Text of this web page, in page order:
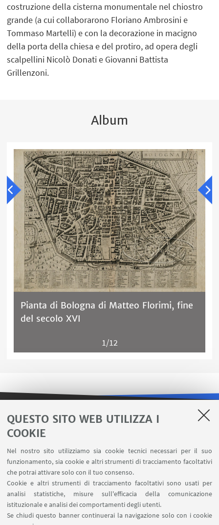
QUESTO SITO WEB UTILIZZA I
COOKIE
Nel nostro sito utilizziamo sia cookie tecnici necessari per il suo
funzionamento, sia cookie e altri strumenti di tracciamento facoltativi
che potrai attivare solo con il tuo consenso.
Cookie e altri strumenti di tracciamento facoltativi sono usati per
analisi statistiche, misure sull'efficacia della comunicazione
istituzionale e analisi dei comportamenti degli utenti.
Se chiudi questo banner continuerai la navigazione solo con i cookie
costruzione della cisterna monumentale nel chiostro
grande (a cui collaborarono Floriano Ambrosini e
Tommaso Martelli) e con la decorazione in macigno
della porta della chiesa e del protiro, ad opera degli
scalpellini Nicolò Donati e Giovanni Battista
Grillenzoni.
Album
Pianta di Bologna di Matteo Florimi, fine
del secolo XVI
1/12
LINK UTILI
Contatti
Carta dei servizi
SEGUI IL DIPARTIMENTO SU: